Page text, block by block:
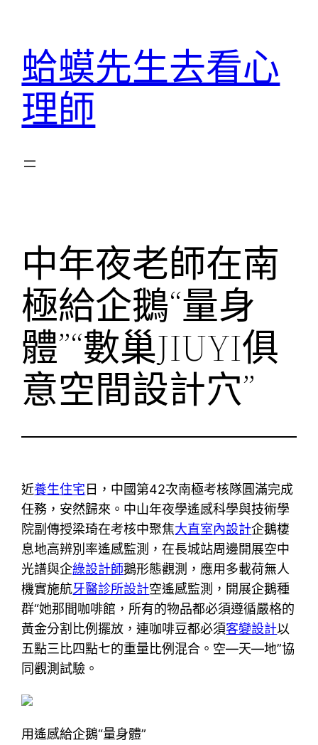
蛤蟆先生去看心
理師
中年夜老師在南
極給企鵝“量身
體”“數巢JIUYI俱
意空間設計穴”
近養生住宅日，中國第42次南極考核隊圓滿完成
任務，安然歸來。中山年夜學遙感科學與技術學
院副傳授梁琦在考核中聚焦大直室內設計企鵝棲
息地高辨別率遙感監測，在長城站周邊開展空中
光譜與企綠設計師鵝形態觀測，應用多載荷無人
機實施航牙醫診所設計空遙感監測，開展企鵝種
群“她那間咖啡館，所有的物品都必須遵循嚴格的
黃金分割比例擺放，連咖啡豆都必須客變設計以
五點三比四點七的重量比例混合。空—天—地”協
同觀測試驗。
用遙感給企鵝“量身體”